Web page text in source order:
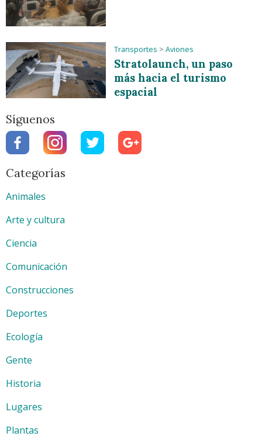
Transportes > Aviones
Stratolaunch, un paso
más hacia el turismo
espacial
Síguenos
Categorías
Animales
Arte y cultura
Ciencia
Comunicación
Construcciones
Deportes
Ecología
Gente
Historia
Lugares
Plantas